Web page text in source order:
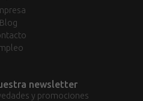
Blog
newsletter
y promociones